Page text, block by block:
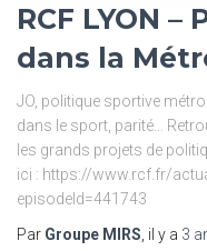
RCF LYON
dans la
JO, politique sportive
dans le sport, parité…
les grands projets de
ici : https://www.rcf.fr/
episodeId=441743
Par Groupe MIRS , il y a 3